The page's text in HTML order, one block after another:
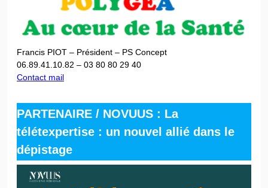
Francis PIOT – Président – PS Concept
06.89.41.10.82 – 03 80 80 29 40
Contact mail
PARTENAIRE / NOVUUS : La
télétexpertise : un nouvel allié dans le
dépistage